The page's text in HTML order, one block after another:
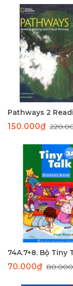
150.000₫
70.000₫